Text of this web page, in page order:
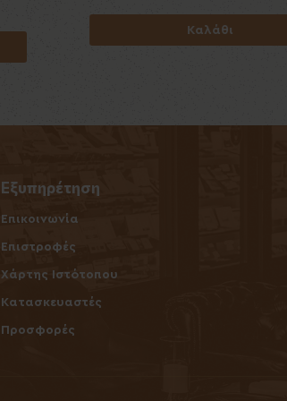
Καλάθι
Καλάθι
Εξυπηρέτηση
Επικοινωνία
Επιστροφές
Χάρτης Ιστότοπου
Κατασκευαστές
Προσφορές